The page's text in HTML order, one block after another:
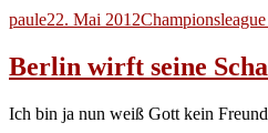
Autor
pauleVeröffentlicht
22. Mai 2012Kategorien
Berlin wirft seine
Ich bin ja nun weiß Gott kein